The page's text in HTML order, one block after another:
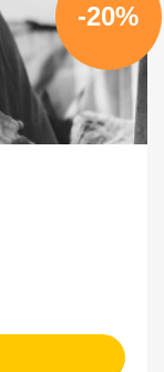
-20%